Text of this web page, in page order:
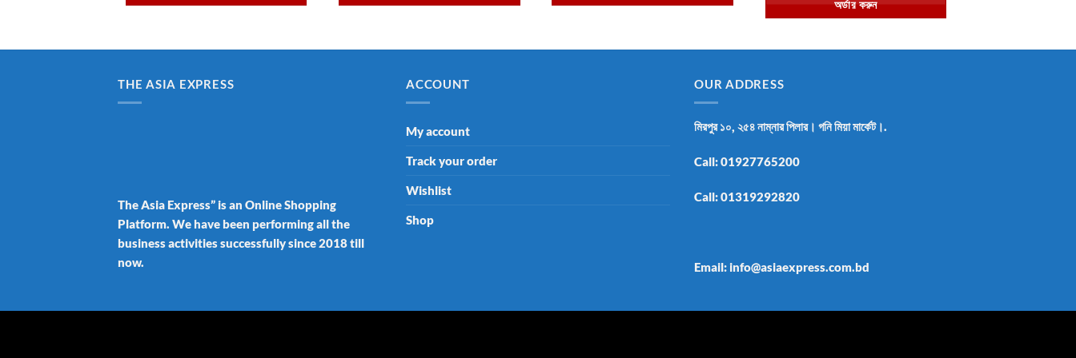
৳ 1,250.00.৳ 870.00.
অর্ডার করুন
THE ASIA EXPRESS
The Asia Express” is an Online Shopping
Platform. We have been performing all the
business activities successfully since 2018 till
now.
ACCOUNT
My account
Track your order
Wishlist
Shop
OUR ADDRESS
মিরপুর ১০, ২৫৪ নাম্নার পিলার। গনি মিয়া মার্কেট।.
Call:01927765200
Call:01319292820
Email: info@asiaexpress.com.bd